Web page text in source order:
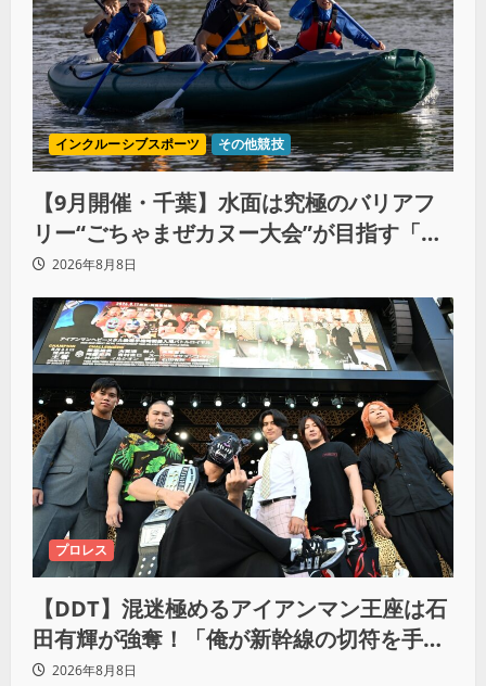
インクルーシブスポーツ その他競技
【9月開催・千葉】水面は究極のバリアフ
リー“ごちゃまぜカヌー大会”が目指す「誰
もが主役になれる地域共生社会」
2026年8月8日
プロレス
【DDT】混迷極めるアイアンマン王座は石
田有輝が強奪！「俺が新幹線の切符を手に
入れるからな！逃げ切るぞ」
2026年8月8日